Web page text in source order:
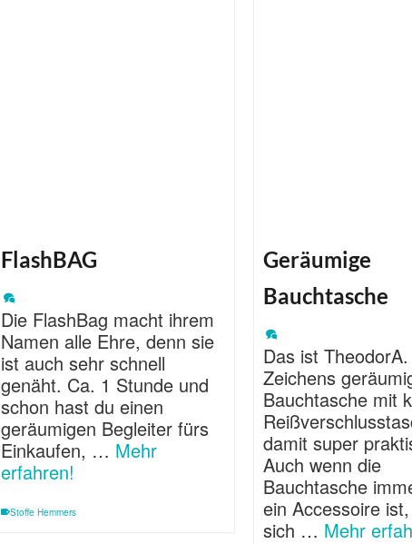
FlashBAG
Die FlashBag macht ihrem
Namen alle Ehre, denn sie
ist auch sehr schnell
genäht. Ca. 1 Stunde und
schon hast du einen
geräumigen Begleiter fürs
Einkaufen, … Mehr
erfahren!
Stoffe Hemmers
Geräumige
Bauchtasche
Das ist
Zeichens
Bauchtasche mit
damit super
Auch wenn die
Bauchtasche
ein Accessoire
sich … Mehr